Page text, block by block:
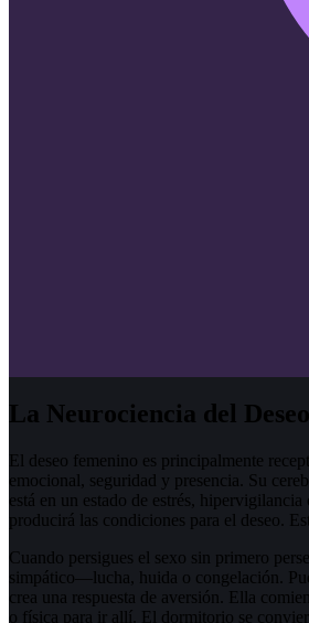
La Neurociencia del
El deseo femenino es principalmente
emocional, seguridad y presencia. Su
está en un estado de estrés,
producirá las condiciones para el deseo.
Cuando persigues el sexo sin primero
simpático—lucha, huida o congelación.
crea una respuesta de aversión. Ella
o física para ir allí. El dormitorio se